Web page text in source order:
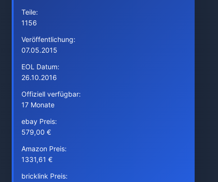
Teile:
1156
Veröffentlichung:
07.05.2015
EOL Datum:
26.10.2016
Offiziell verfügbar:
17 Monate
ebay Preis:
579,00 €
Amazon Preis:
1331,61 €
bricklink Preis: